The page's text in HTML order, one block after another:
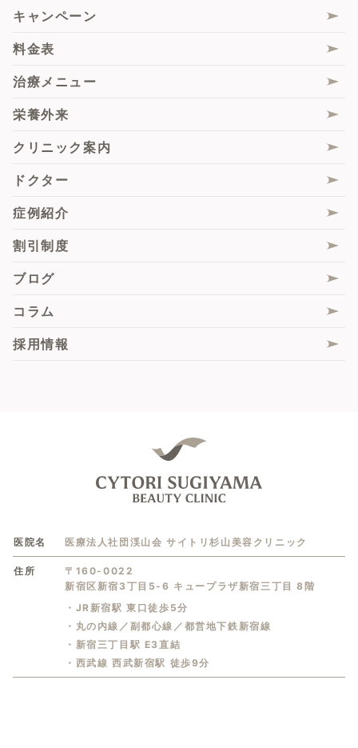
膣ハイフ（HIFU）
膣フル
膣圧測定
脂肪組織由来再生(幹)細胞（ADRCs）
フェイスライン
女性器のすれや痛み
女性器の匂い・ムレ
キャンペーン
料金表
治療メニュー
栄養外来
クリニック案内
ドクター
症例紹介
割引制度
ブログ
コラム
採用情報
医院名 医療法人社団渓山会 サイトリ杉山美容クリニック
住所
〒160-0022
新宿区新宿3丁目5-6 キュープラザ新宿三丁目 8階
・JR新宿駅 東口徒歩5分
・丸の内線／副都心線／都営地下鉄新宿線
・新宿三丁目駅 E3直結
・西武線 西武新宿駅 徒歩9分